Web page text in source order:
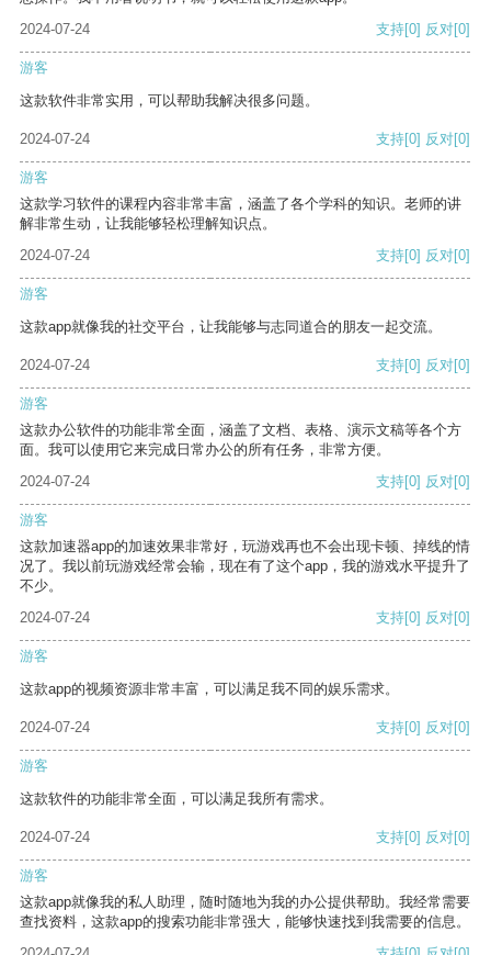
2024-07-24
支持[0] 反对[0]
游客
这款软件非常实用，可以帮助我解决很多问题。
2024-07-24 支持[0] 反对[0]
游客
这款学习软件的课程内容非常丰富，涵盖了各个学科的知识。老师的讲
解非常生动，让我能够轻松理解知识点。
2024-07-24
支持[0] 反对[0]
游客
这款app就像我的社交平台，让我能够与志同道合的朋友一起交流。
2024-07-24 支持[0] 反对[0]
游客
这款办公软件的功能非常全面，涵盖了文档、表格、演示文稿等各个方
面。我可以使用它来完成日常办公的所有任务，非常方便。
2024-07-24
支持[0] 反对[0]
游客
这款加速器app的加速效果非常好，玩游戏再也不会出现卡顿、掉线的情
况了。我以前玩游戏经常会输，现在有了这个app，我的游戏水平提升了
不少。
2024-07-24
支持[0] 反对[0]
游客
这款app的视频资源非常丰富，可以满足我不同的娱乐需求。
2024-07-24 支持[0] 反对[0]
游客
这款软件的功能非常全面，可以满足我所有需求。
2024-07-24 支持[0] 反对[0]
游客
这款app就像我的私人助理，随时随地为我的办公提供帮助。我经常需要
查找资料，这款app的搜索功能非常强大，能够快速找到我需要的信息。